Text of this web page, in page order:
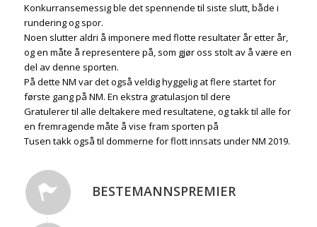
Konkurransemessig ble det spennende til siste slutt, både i
rundering og spor.
Noen slutter aldri å imponere med flotte resultater år etter år,
og en måte å representere på, som gjør oss stolt av å være en
del av denne sporten.
På dette NM var det også veldig hyggelig at flere startet for
første gang på NM. En ekstra gratulasjon til dere
Gratulerer til alle deltakere med resultatene, og takk til alle for
en fremragende måte å vise fram sporten på
Tusen takk også til dommerne for flott innsats under NM 2019.
BESTEMANNSPREMIER